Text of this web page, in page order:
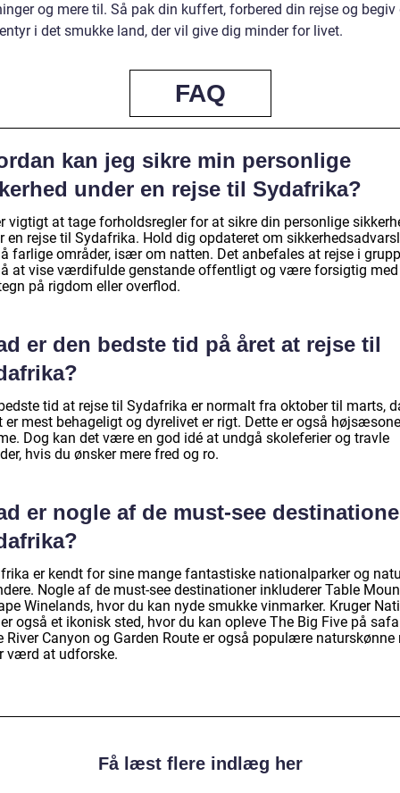
og mere til. Så pak din kuffert, forbered din rejse og begiv
i det smukke land, der vil give dig minder for livet.
FAQ
kan jeg sikre min personlige
under en rejse til Sydafrika?
vigtigt at tage forholdsregler for at sikre din personlige
en rejse til Sydafrika. Hold dig opdateret om
farlige områder, især om natten. Det anbefales at rejse i
at vise værdifulde genstande offentligt og være forsigtig
på rigdom eller overflod.
er den bedste tid på året at rejse til
tid at rejse til Sydafrika er normalt fra oktober til marts,
er mest behageligt og dyrelivet er rigt. Dette er også
Dog kan det være en god idé at undgå skoleferier og travle
hvis du ønsker mere fred og ro.
er nogle af de must-see
er kendt for sine mange fantastiske nationalparker og
Nogle af de must-see destinationer inkluderer Table
Winelands, hvor du kan nyde smukke vinmarker. Kruger
også et ikonisk sted, hvor du kan opleve The Big Five på
River Canyon og Garden Route er også populære naturskønne
værd at udforske.
Få læst flere indlæg her